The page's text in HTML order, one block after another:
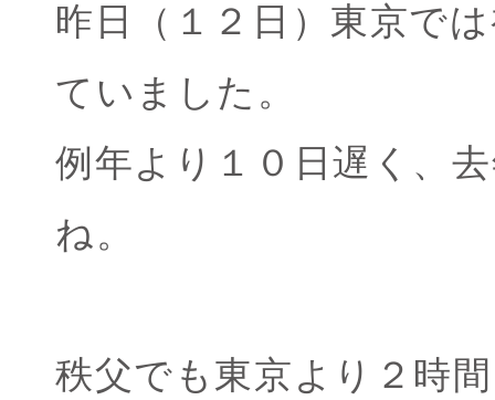
昨日（１２日）東京で
ていました。
例年より１０日遅く、
ね。
秩父でも東京より２時